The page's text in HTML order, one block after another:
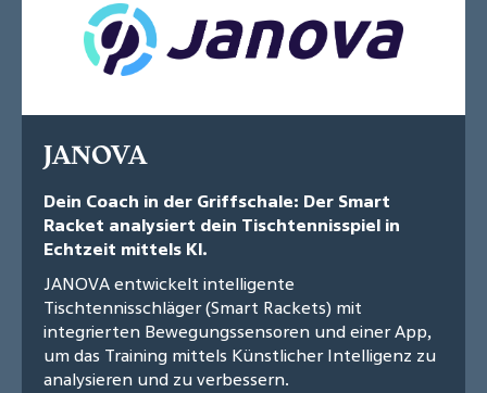
JANOVA
Dein Coach in der Griffschale: Der Smart
Racket analysiert dein Tischtennisspiel in
Echtzeit mittels KI.
JANOVA entwickelt intelligente
Tischtennisschläger (Smart Rackets) mit
integrierten Bewegungssensoren und einer App,
um das Training mittels Künstlicher Intelligenz zu
analysieren und zu verbessern.